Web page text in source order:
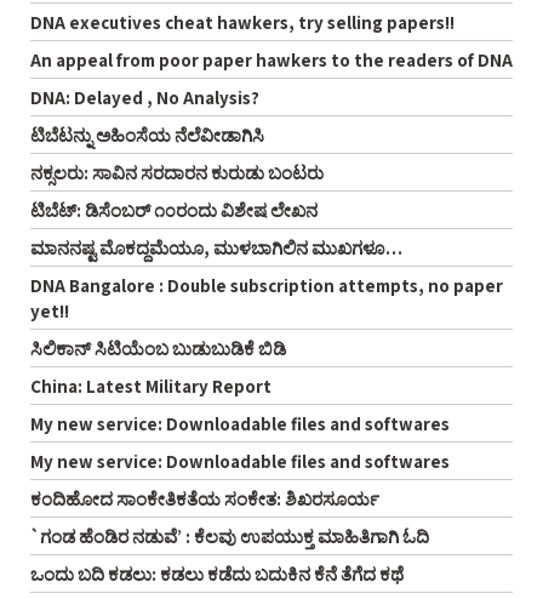
DNA executives cheat hawkers, try selling papers!!
An appeal from poor paper hawkers to the readers of DNA
DNA: Delayed , No Analysis?
ಟಿಬೆಟನ್ನು ಅಹಿಂಸೆಯ ನೆಲೆವೀಡಾಗಿಸಿ
ನಕ್ಸಲರು: ಸಾವಿನ ಸರದಾರನ ಕುರುಡು ಬಂಟರು
ಟಿಬೆಟ್: ಡಿಸೆಂಬರ್ ೧೦ರಂದು ವಿಶೇಷ ಲೇಖನ
ಮಾನನಷ್ಟ ಮೊಕದ್ದಮೆಯೂ, ಮುಳಬಾಗಿಲಿನ ಮುಖಗಳೂ…
DNA Bangalore : Double subscription attempts, no paper
yet!!
ಸಿಲಿಕಾನ್ ಸಿಟಿಯೆಂಬ ಬುಡುಬುಡಿಕೆ ಬಿಡಿ
China: Latest Military Report
My new service: Downloadable files and softwares
My new service: Downloadable files and softwares
ಕಂದಿಹೋದ ಸಾಂಕೇತಿಕತೆಯ ಸಂಕೇತ: ಶಿಖರಸೂರ್ಯ
`ಗಂಡ ಹೆಂಡಿರ ನಡುವೆ’ : ಕೆಲವು ಉಪಯುಕ್ತ ಮಾಹಿತಿಗಾಗಿ ಓದಿ
ಒಂದು ಬದಿ ಕಡಲು: ಕಡಲು ಕಡೆದು ಬದುಕಿನ ಕೆನೆ ತೆಗೆದ ಕಥೆ